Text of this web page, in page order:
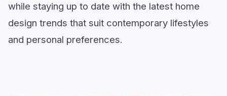
while staying up to date with the latest home
design trends that suit contemporary lifestyles
and personal preferences.